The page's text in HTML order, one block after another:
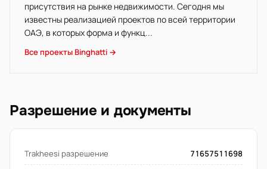
присутствия на рынке недвижимости. Сегодня мы
известны реализацией проектов по всей территории
ОАЭ, в которых форма и функц...
Все проекты Binghatti →
Разрешение и документы
Trakheesi разрешение
71657511698